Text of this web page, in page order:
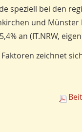
speziell bei den
und
an (IT.NRW,
zeichnet